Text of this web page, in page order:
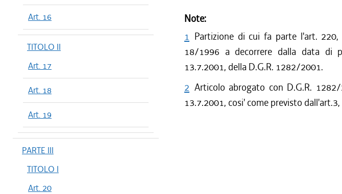
Art. 16
TITOLO II
Art. 17
Art. 18
Art. 19
PARTE III
TITOLO I
Art. 20
Note:
1 Partizione di cui fa parte l'art.
18/1996 a decorrere dalla data di
13.7.2001, della D.G.R. 1282/2001.
2 Articolo abrogato con D.G.R.
13.7.2001, cosi' come previsto